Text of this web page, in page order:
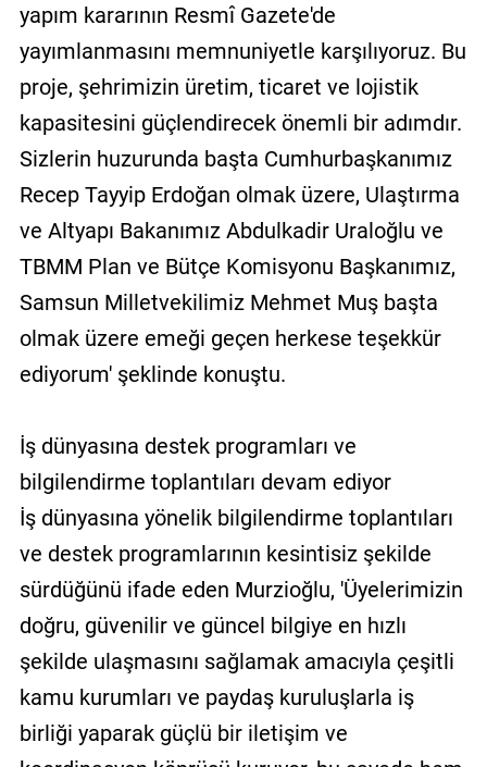
yapım kararının Resmî Gazete'de
yayımlanmasını memnuniyetle karşılıyoruz. Bu
proje, şehrimizin üretim, ticaret ve lojistik
kapasitesini güçlendirecek önemli bir adımdır.
Sizlerin huzurunda başta Cumhurbaşkanımız
Recep Tayyip Erdoğan olmak üzere, Ulaştırma
ve Altyapı Bakanımız Abdulkadir Uraloğlu ve
TBMM Plan ve Bütçe Komisyonu Başkanımız,
Samsun Milletvekilimiz Mehmet Muş başta
olmak üzere emeği geçen herkese teşekkür
ediyorum' şeklinde konuştu.
İş dünyasına destek programları ve
bilgilendirme toplantıları devam ediyor
İş dünyasına yönelik bilgilendirme toplantıları
ve destek programlarının kesintisiz şekilde
sürdüğünü ifade eden Murzioğlu, 'Üyelerimizin
doğru, güvenilir ve güncel bilgiye en hızlı
şekilde ulaşmasını sağlamak amacıyla çeşitli
kamu kurumları ve paydaş kuruluşlarla iş
birliği yaparak güçlü bir iletişim ve